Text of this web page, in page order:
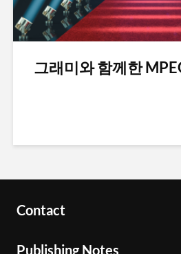
그래미와 함께한
Contact
Publishing Notes